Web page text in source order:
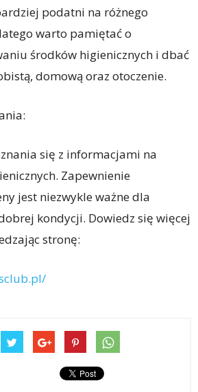
podatni na różnego
warto pamiętać o
środków higienicznych i dbać
domową oraz otoczenie.
się z informacjami na
Zapewnienie
jest niezwykle ważne dla
kondycji. Dowiedz się więcej
stronę: